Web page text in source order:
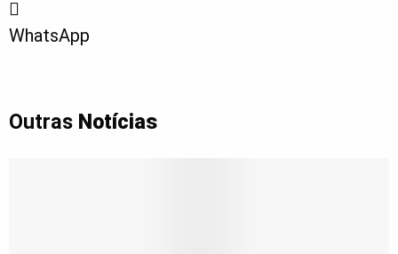
WhatsApp
Outras Notícias